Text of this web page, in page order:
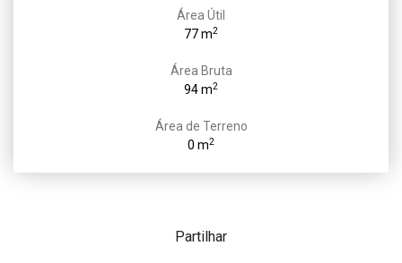
Área Útil
77 m2
Área Bruta
94 m2
Área de Terreno
0 m2
Partilhar